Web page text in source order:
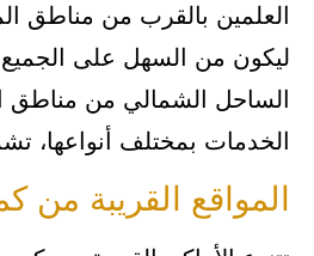
العلمين بالقرب من مناطق
ليكون من السهل على
الساحل الشمالي من مناطق
الخدمات بمختلف أنواعها،
المواقع القريبة